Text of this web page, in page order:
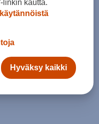
linkin kautta.
Hyväksy kaikki